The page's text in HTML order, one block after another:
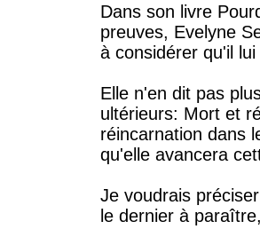
Dans son livre
preuves, Evelyne
à considérer qu'il
Elle n'en dit pas
ultérieurs: Mort et
réincarnation dans
qu'elle avancera
Je voudrais
le dernier à